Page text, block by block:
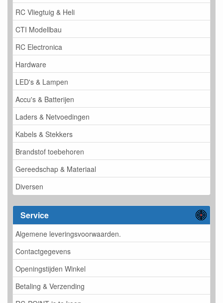
RC Vliegtuig & Heli
CTI Modellbau
RC Electronica
Hardware
LED's & Lampen
Accu's & Batterijen
Laders & Netvoedingen
Kabels & Stekkers
Brandstof toebehoren
Gereedschap & Materiaal
Diversen
Service
Algemene leveringsvoorwaarden.
Contactgegevens
Openingstijden Winkel
Betaling & Verzending